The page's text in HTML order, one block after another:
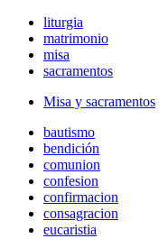
liturgia
matrimonio
misa
sacramentos
Misa y sacramentos
bautismo
bendición
comunion
confesion
confirmacion
consagracion
eucaristia